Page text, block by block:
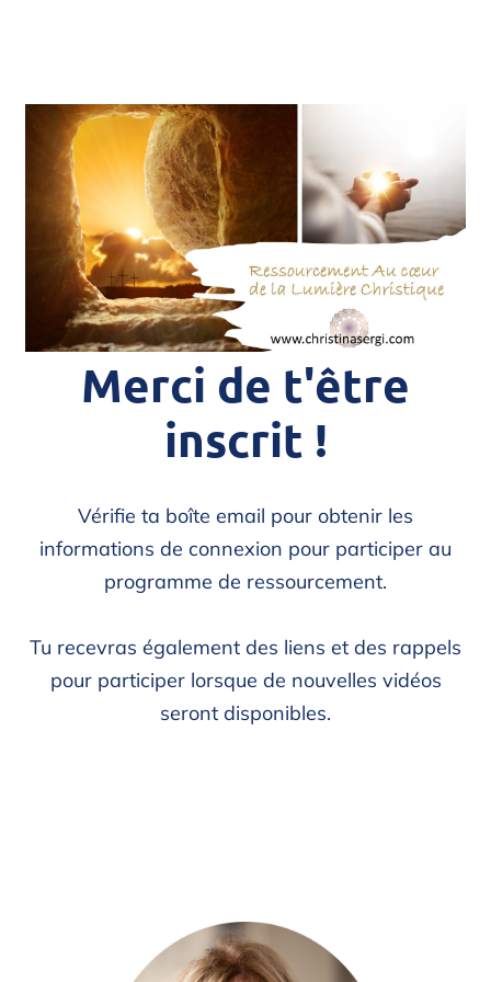
Merci de t'être
inscrit !
Vérifie ta boîte email pour obtenir les
informations de connexion pour participer au
programme de ressourcement.
Tu recevras également des liens et des rappels
pour participer lorsque de nouvelles vidéos
seront disponibles.